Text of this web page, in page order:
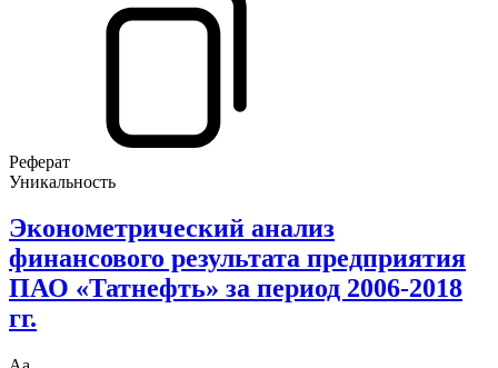
Реферат
Уникальность
Эконометрический анализ
финансового результата предприятия
ПАО «Татнефть» за период 2006-2018
гг.